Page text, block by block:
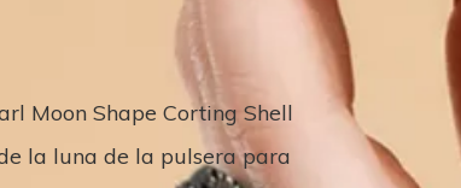
Moon Shape Corting Shell
la luna de la pulsera para